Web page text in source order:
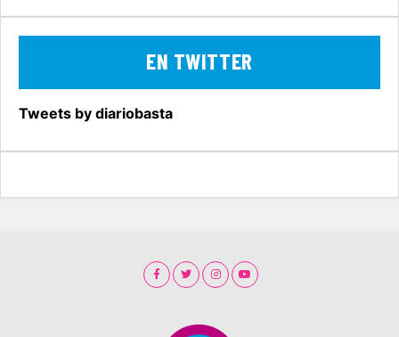
EN TWITTER
Tweets by diariobasta